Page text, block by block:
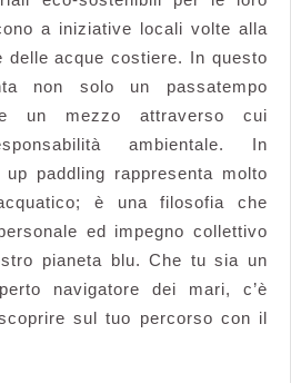
a iniziative locali volte alla
delle acque costiere. In questo
non solo un passatempo
un mezzo attraverso cui
ambientale. In
paddling rappresenta molto
è una filosofia che
ed impegno collettivo
pianeta blu. Che tu sia un
navigatore dei mari, c’è
sul tuo percorso con il